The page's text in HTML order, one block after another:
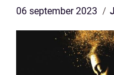
06 september 2023